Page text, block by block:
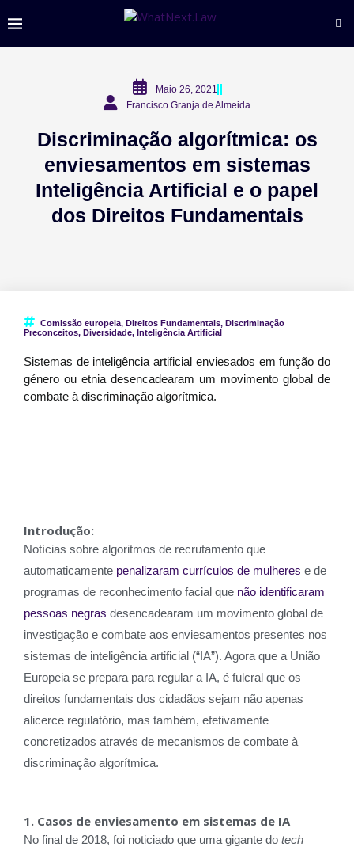
Maio 26, 2021
Francisco Granja de Almeida
Discriminação algorítmica: os
enviesamentos em sistemas
Inteligência Artificial e o papel
dos Direitos Fundamentais
Comissão europeia, Direitos Fundamentais, Discriminação
Preconceitos, Diversidade, Inteligência Artificial
Sistemas de inteligência artificial enviesados em função do
género ou etnia desencadearam um movimento global de
combate à discriminação algorítmica.
Introdução:
Notícias sobre algoritmos de recrutamento que
automaticamente penalizaram currículos de mulheres e de
programas de reconhecimento facial que não identificaram
pessoas negras desencadearam um movimento global de
investigação e combate aos enviesamentos presentes nos
sistemas de inteligência artificial (“IA”). Agora que a União
Europeia se prepara para regular a IA, é fulcral que os
direitos fundamentais dos cidadãos sejam não apenas
alicerce regulatório, mas também, efetivamente
concretizados através de mecanismos de combate à
discriminação algorítmica.
1. Casos de enviesamento em sistemas de IA
No final de 2018, foi noticiado que uma gigante do tech